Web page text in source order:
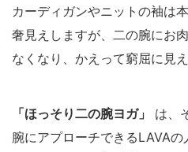
カーディガンやニットの袖は
奢見えしますが、二の腕にお
なくなり、かえって窮屈に見
「ほっそり二の腕ヨガ」
は、
腕にアプローチできるLAVA